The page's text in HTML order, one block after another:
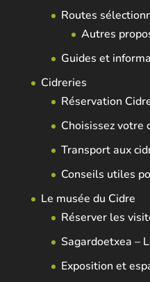
Routes
Autres
Guides et
Cidreries
Réservation
Choisissez votre
Transport aux
Conseils utiles
Le musée du Cidre
Réserver les
Sagardoetxea –
Exposition et